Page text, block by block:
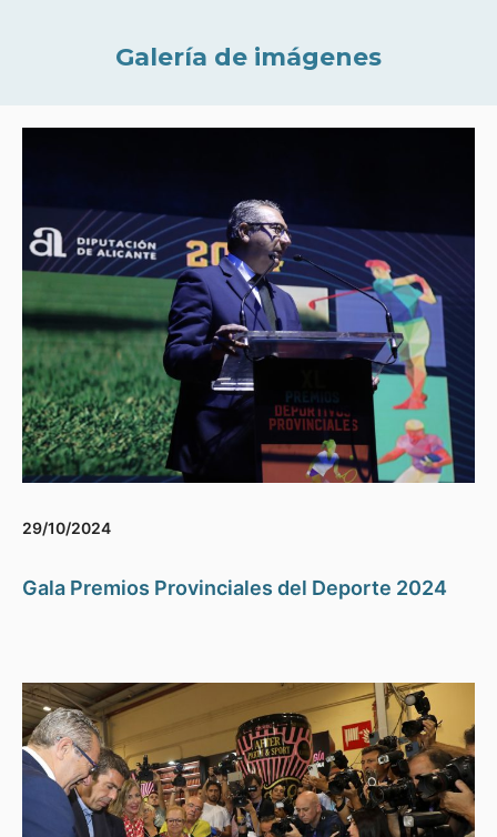
Galería de imágenes
29/10/2024
Gala Premios Provinciales del Deporte 2024